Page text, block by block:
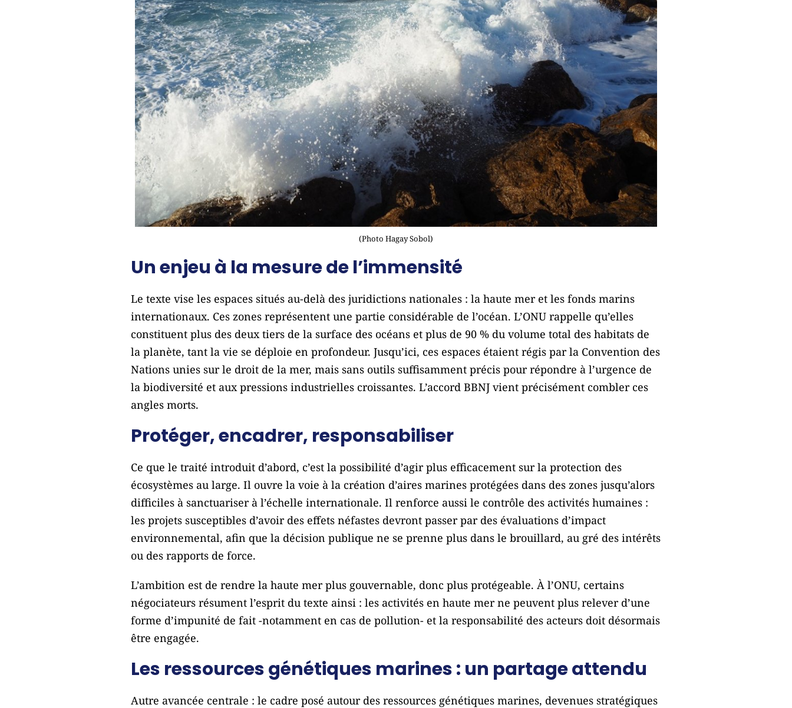
(Photo Hagay Sobol)
Un enjeu à la mesure de l’immensité
Le texte vise les espaces situés au-delà des juridictions nationales : la haute mer et les fonds marins
internationaux. Ces zones représentent une partie considérable de l’océan. L’ONU rappelle qu’elles
constituent plus des deux tiers de la surface des océans et plus de 90 % du volume total des habitats de
la planète, tant la vie se déploie en profondeur. Jusqu’ici, ces espaces étaient régis par la Convention des
Nations unies sur le droit de la mer, mais sans outils suffisamment précis pour répondre à l’urgence de
la biodiversité et aux pressions industrielles croissantes. L’accord BBNJ vient précisément combler ces
angles morts.
Protéger, encadrer, responsabiliser
Ce que le traité introduit d’abord, c’est la possibilité d’agir plus efficacement sur la protection des
écosystèmes au large. Il ouvre la voie à la création d’aires marines protégées dans des zones jusqu’alors
difficiles à sanctuariser à l’échelle internationale. Il renforce aussi le contrôle des activités humaines :
les projets susceptibles d’avoir des effets néfastes devront passer par des évaluations d’impact
environnemental, afin que la décision publique ne se prenne plus dans le brouillard, au gré des intérêts
ou des rapports de force.
L’ambition est de rendre la haute mer plus gouvernable, donc plus protégeable. À l’ONU, certains
négociateurs résument l’esprit du texte ainsi : les activités en haute mer ne peuvent plus relever d’une
forme d’impunité de fait -notamment en cas de pollution- et la responsabilité des acteurs doit désormais
être engagée.
Les ressources génétiques marines : un partage attendu
Autre avancée centrale : le cadre posé autour des ressources génétiques marines, devenues stratégiques